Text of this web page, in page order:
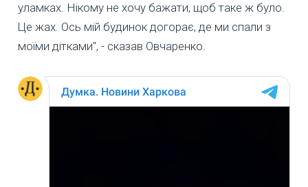
уламках. Нікому не хочу бажати, щоб таке ж було.
Це жах. Ось мій будинок догорає, де ми спали з
моїми дітками", - сказав Овчаренко.